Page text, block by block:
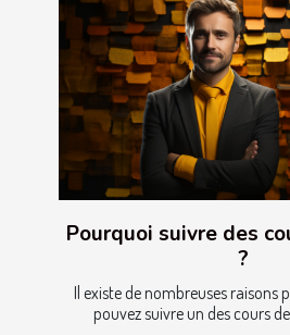
Pourquoi suivre des
?
Il existe de nombreuses raisons
pouvez suivre un des cours de